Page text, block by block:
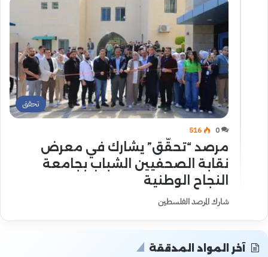
تحقق
0
516
مرصد “تحقّق” يشارك في معرض
نقابة الصحفيين الشباب بجامعة
النجاح الوطنية
شارك المرصد الفلسطين
آخر المواد المدققة